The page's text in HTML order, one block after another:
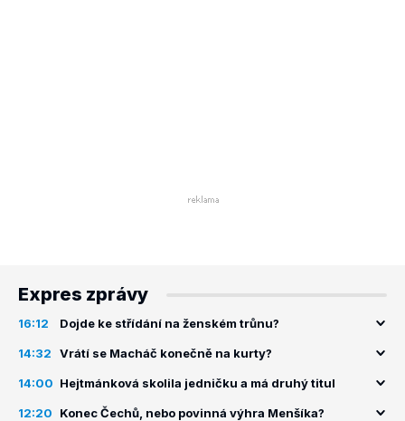
Expres zprávy
16:12 Dojde ke střídání na ženském trůnu?
14:32 Vrátí se Macháč konečně na kurty?
14:00 Hejtmánková skolila jedničku a má druhý titul
12:20 Konec Čechů, nebo povinná výhra Menšíka?